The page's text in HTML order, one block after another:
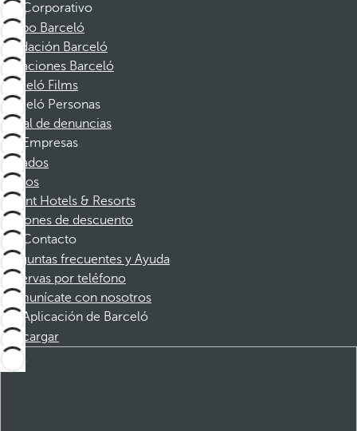
Corporativo
Grupo Barceló
Fundación Barceló
Vacaciones Barceló
Barceló Films
Barceló Personas
Canal de denuncias
Empresas
Afiliados
Socios
Dorint Hotels & Resorts
Cupones de descuento
Contacto
Preguntas frecuentes y Ayuda
Reservas por teléfono
Comunícate con nosotros
Aplicación de Barceló
Descargar